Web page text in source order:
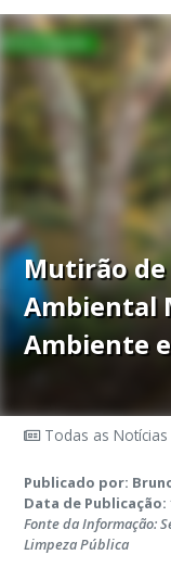
Mutirão de
Ambiental
Ambiente
Todas as Notícias
Publicado por:
Data de Publicação:
Fonte da Informação:
Limpeza Pública